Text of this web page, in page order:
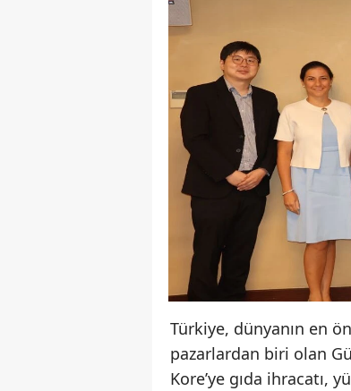
Türkiye, dünyanın en
pazarlardan biri olan
Kore’ye gıda ihracatı,